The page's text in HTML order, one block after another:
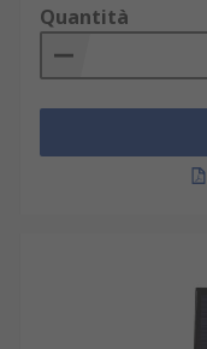
Quantità